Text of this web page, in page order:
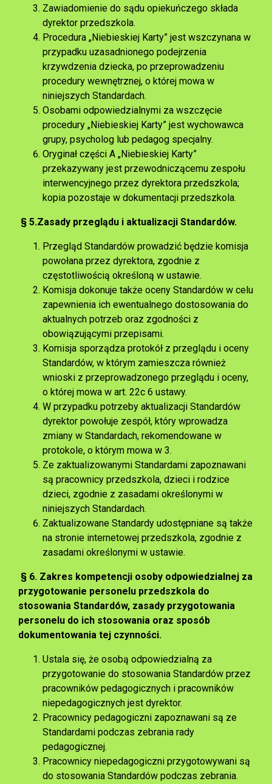
Zawiadomienie do sądu opiekuńczego składa
dyrektor przedszkola.
Procedura „Niebieskiej Karty” jest wszczynana w
przypadku uzasadnionego podejrzenia
krzywdzenia dziecka, po przeprowadzeniu
procedury wewnętrznej, o której mowa w
niniejszych Standardach.
Osobami odpowiedzialnymi za wszczęcie
procedury „Niebieskiej Karty” jest wychowawca
grupy, psycholog lub pedagog specjalny.
Oryginał części A „Niebieskiej Karty”
przekazywany jest przewodniczącemu zespołu
interwencyjnego przez dyrektora przedszkola;
kopia pozostaje w dokumentacji przedszkola.
§ 5.Zasady przeglądu i aktualizacji Standardów.
Przegląd Standardów prowadzić będzie komisja
powołana przez dyrektora, zgodnie z
częstotliwością określoną w ustawie.
Komisja dokonuje także oceny Standardów w celu
zapewnienia ich ewentualnego dostosowania do
aktualnych potrzeb oraz zgodności z
obowiązującymi przepisami.
Komisja sporządza protokół z przeglądu i oceny
Standardów, w którym zamieszcza również
wnioski z przeprowadzonego przeglądu i oceny,
o której mowa w art. 22c 6 ustawy.
W przypadku potrzeby aktualizacji Standardów
dyrektor powołuje zespół, który wprowadza
zmiany w Standardach, rekomendowane w
protokole, o którym mowa w 3.
Ze zaktualizowanymi Standardami zapoznawani
są pracownicy przedszkola, dzieci i rodzice
dzieci, zgodnie z zasadami określonymi w
niniejszych Standardach.
Zaktualizowane Standardy udostępniane są także
na stronie internetowej przedszkola, zgodnie z
zasadami określonymi w ustawie.
§ 6. Zakres kompetencji osoby odpowiedzialnej za
przygotowanie personelu przedszkola do
stosowania Standardów, zasady przygotowania
personelu do ich stosowania oraz sposób
dokumentowania tej czynności.
Ustala się, że osobą odpowiedzialną za
przygotowanie do stosowania Standardów przez
pracowników pedagogicznych i pracowników
niepedagogicznych jest dyrektor.
Pracownicy pedagogiczni zapoznawani są ze
Standardami podczas zebrania rady
pedagogicznej.
Pracownicy niepedagogiczni przygotowywani są
do stosowania Standardów podczas zebrania.